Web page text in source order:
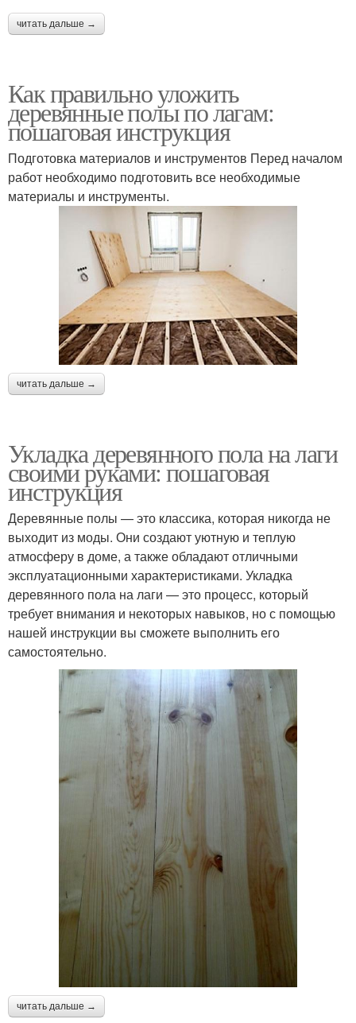
читать дальше →
Как правильно уложить
деревянные полы по лагам:
пошаговая инструкция
Подготовка материалов и инструментов Перед началом
работ необходимо подготовить все необходимые
материалы и инструменты.
читать дальше →
Укладка деревянного пола на лаги
своими руками: пошаговая
инструкция
Деревянные полы — это классика, которая никогда не
выходит из моды. Они создают уютную и теплую
атмосферу в доме, а также обладают отличными
эксплуатационными характеристиками. Укладка
деревянного пола на лаги — это процесс, который
требует внимания и некоторых навыков, но с помощью
нашей инструкции вы сможете выполнить его
самостоятельно.
читать дальше →